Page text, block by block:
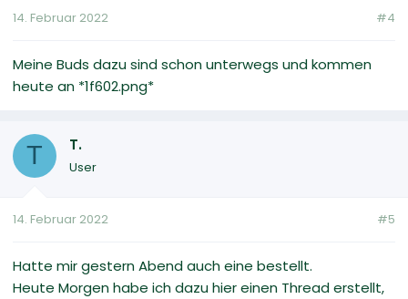
14. Februar 2022 #4
Meine Buds dazu sind schon unterwegs und kommen
heute an *1f602.png*
T T.
User
14. Februar 2022 #5
Hatte mir gestern Abend auch eine bestellt.
Heute Morgen habe ich dazu hier einen Thread erstellt,